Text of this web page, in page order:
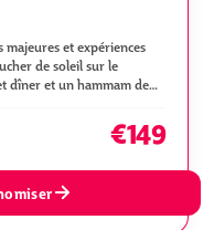
majeures et expériences
de soleil sur le
dîner et un hammam de
€149